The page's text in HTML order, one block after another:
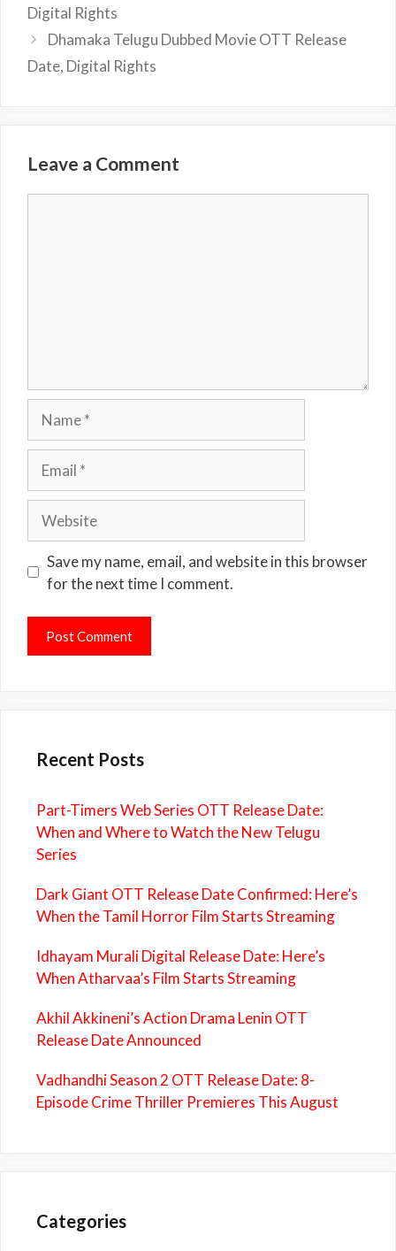
Digital Rights
Dhamaka Telugu Dubbed Movie OTT Release
Date, Digital Rights
Leave a Comment
Save my name, email, and website in this browser
for the next time I comment.
Recent Posts
Part-Timers Web Series OTT Release Date:
When and Where to Watch the New Telugu
Series
Dark Giant OTT Release Date Confirmed: Here’s
When the Tamil Horror Film Starts Streaming
Idhayam Murali Digital Release Date: Here’s
When Atharvaa’s Film Starts Streaming
Akhil Akkineni’s Action Drama Lenin OTT
Release Date Announced
Vadhandhi Season 2 OTT Release Date: 8-
Episode Crime Thriller Premieres This August
Categories